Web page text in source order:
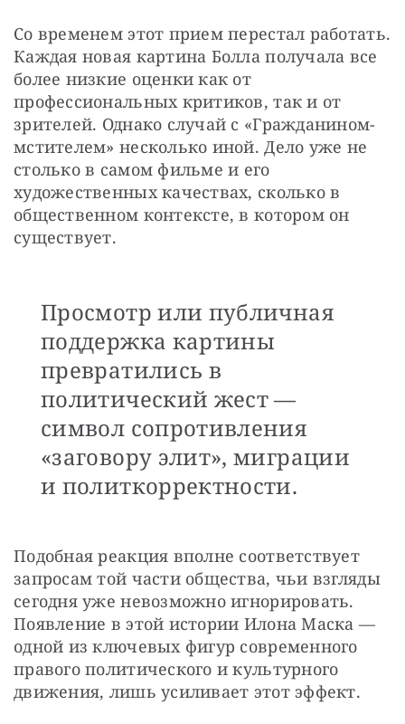
Со временем этот прием перестал работать.
Каждая новая картина Болла получала все
более низкие оценки как от
профессиональных критиков, так и от
зрителей. Однако случай с «Гражданином-
мстителем» несколько иной. Дело уже не
столько в самом фильме и его
художественных качествах, сколько в
общественном контексте, в котором он
существует.
Просмотр или публичная
поддержка картины
превратились в
политический жест —
символ сопротивления
«заговору элит», миграции
и политкорректности.
Подобная реакция вполне соответствует
запросам той части общества, чьи взгляды
сегодня уже невозможно игнорировать.
Появление в этой истории Илона Маска —
одной из ключевых фигур современного
правого политического и культурного
движения, лишь усиливает этот эффект.